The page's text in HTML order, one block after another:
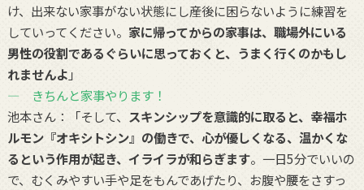
け、出来ない家事がない状態にし産後に困らないように練習を
していってください。 家に帰ってからの家事は、職場外にいる
男性の役割であるぐらいに思っておくと、うまく行くのかもし
れませんよ 」
― きちんと家事やります！
池本さん：「そして、 スキンシップを意識的に取ると、幸福ホ
ルモン『オキシトシン』の働きで、心が優しくなる、温かくな
るという作用が起き、イライラが和らぎます。一日5分でいいの
で、むくみやすい手や足をもんであげたり、お腹や腰をさすっ